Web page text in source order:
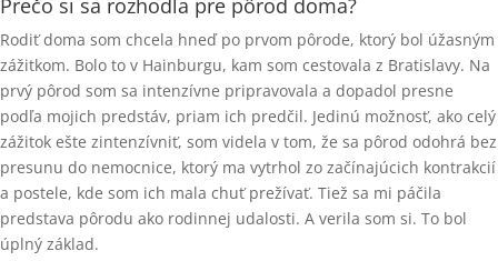
Prečo si sa rozhodla pre pôrod doma?
Rodiť doma som chcela hneď po prvom pôrode, ktorý bol úžasným
zážitkom. Bolo to v Hainburgu, kam som cestovala z Bratislavy. Na
prvý pôrod som sa intenzívne pripravovala a dopadol presne
podľa mojich predstáv, priam ich predčil. Jedinú možnosť, ako celý
zážitok ešte zintenzívniť, som videla v tom, že sa pôrod odohrá bez
presunu do nemocnice, ktorý ma vytrhol zo začínajúcich kontrakcií
a postele, kde som ich mala chuť prežívať. Tiež sa mi páčila
predstava pôrodu ako rodinnej udalosti. A verila som si. To bol
úplný základ.